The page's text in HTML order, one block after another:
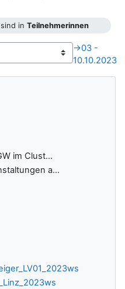
sind inTeilnehmerinnen
→03 -
10.10.2023
im Clust...
a...